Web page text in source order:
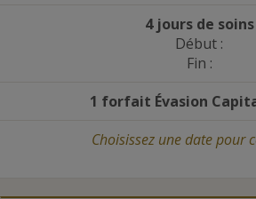
4 jours de soins
Début :
Fin :
1 forfait Évasion
Choisissez une datepour